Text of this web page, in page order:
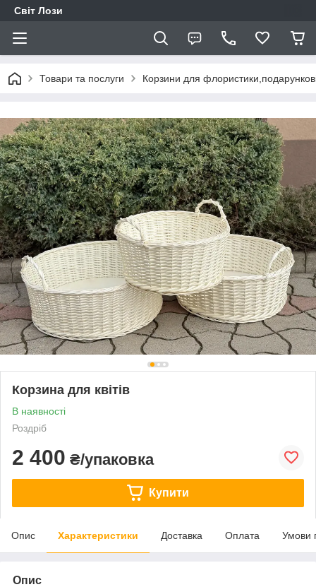
Світ Лози
Товари та послуги Корзини для
Корзина для квітів
В наявності
Роздріб
2 400 ₴/упаковка
Купити
Опис Характеристики Доставка Оплата Умови
Опис